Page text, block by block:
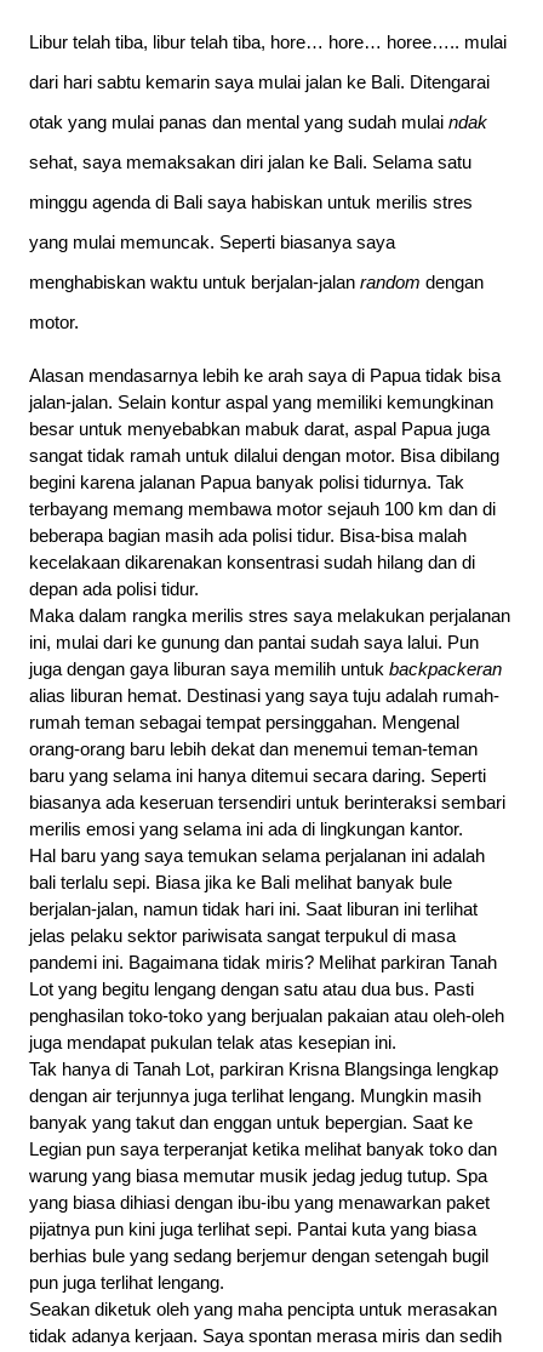
Libur telah tiba, libur telah tiba, hore… hore… horee….. mulai
dari hari sabtu kemarin saya mulai jalan ke Bali. Ditengarai
otak yang mulai panas dan mental yang sudah mulai
sehat, saya memaksakan diri jalan ke Bali. Selama satu
minggu agenda di Bali saya habiskan untuk merilis stres
yang mulai memuncak. Seperti biasanya saya
menghabiskan waktu untuk berjalan-jalan random dengan
motor.
Alasan mendasarnya lebih ke arah saya di Papua tidak bisa
jalan-jalan. Selain kontur aspal yang memiliki kemungkinan
besar untuk menyebabkan mabuk darat, aspal Papua juga
sangat tidak ramah untuk dilalui dengan motor. Bisa dibilang
begini karena jalanan Papua banyak polisi tidurnya. Tak
terbayang memang membawa motor sejauh 100 km dan di
beberapa bagian masih ada polisi tidur. Bisa-bisa malah
kecelakaan dikarenakan konsentrasi sudah hilang dan di
depan ada polisi tidur.
Maka dalam rangka merilis stres saya melakukan perjalanan
ini, mulai dari ke gunung dan pantai sudah saya lalui. Pun
juga dengan gaya liburan saya memilih untuk backpackeran
alias liburan hemat. Destinasi yang saya tuju adalah rumah-
rumah teman sebagai tempat persinggahan. Mengenal
orang-orang baru lebih dekat dan menemui teman-teman
baru yang selama ini hanya ditemui secara daring. Seperti
biasanya ada keseruan tersendiri untuk berinteraksi sembari
merilis emosi yang selama ini ada di lingkungan kantor.
Hal baru yang saya temukan selama perjalanan ini adalah
bali terlalu sepi. Biasa jika ke Bali melihat banyak bule
berjalan-jalan, namun tidak hari ini. Saat liburan ini terlihat
jelas pelaku sektor pariwisata sangat terpukul di masa
pandemi ini. Bagaimana tidak miris? Melihat parkiran Tanah
Lot yang begitu lengang dengan satu atau dua bus. Pasti
penghasilan toko-toko yang berjualan pakaian atau oleh-oleh
juga mendapat pukulan telak atas kesepian ini.
Tak hanya di Tanah Lot, parkiran Krisna Blangsinga lengkap
dengan air terjunnya juga terlihat lengang. Mungkin masih
banyak yang takut dan enggan untuk bepergian. Saat ke
Legian pun saya terperanjat ketika melihat banyak toko dan
warung yang biasa memutar musik jedag jedug tutup. Spa
yang biasa dihiasi dengan ibu-ibu yang menawarkan paket
pijatnya pun kini juga terlihat sepi. Pantai kuta yang biasa
berhias bule yang sedang berjemur dengan setengah bugil
pun juga terlihat lengang.
Seakan diketuk oleh yang maha pencipta untuk merasakan
tidak adanya kerjaan. Saya spontan merasa miris dan sedih